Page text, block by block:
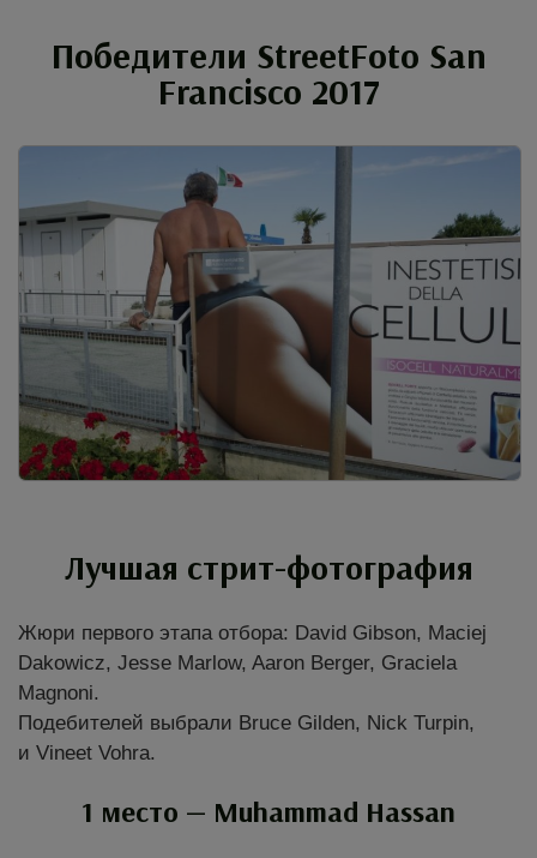
Победители StreetFoto San
Francisco 2017
Лучшая стрит-фотография
Жюри первого этапа отбора: David Gibson, Maciej
Dakowicz, Jesse Marlow, Aaron Berger, Graciela
Magnoni.
Подебителей выбрали Bruce Gilden, Nick Turpin,
и Vineet Vohra.
1 место — Muhammad Hassan